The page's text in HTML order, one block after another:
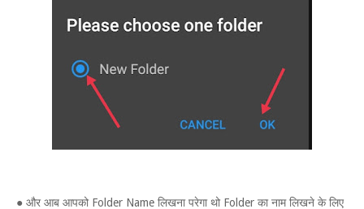
● और आब आपको Folder Name लिखना परेगा थो Folder का नाम लिखने के लिए